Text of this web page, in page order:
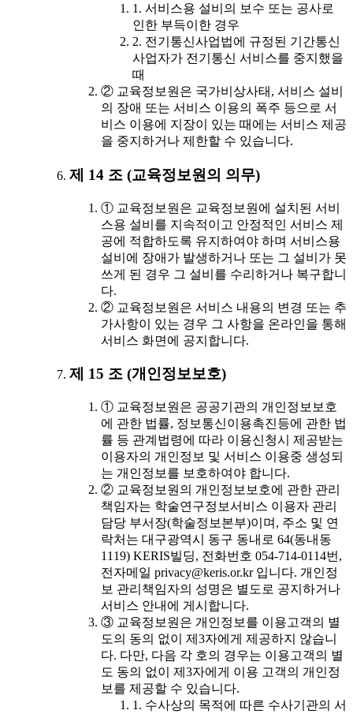
1. 서비스용 설비의 보수 또는 공사로
인한 부득이한 경우
2. 전기통신사업법에 규정된 기간통신
사업자가 전기통신 서비스를 중지했을
때
② 교육정보원은 국가비상사태, 서비스 설비
의 장애 또는 서비스 이용의 폭주 등으로 서
비스 이용에 지장이 있는 때에는 서비스 제공
을 중지하거나 제한할 수 있습니다.
제 14 조 (교육정보원의 의무)
① 교육정보원은 교육정보원에 설치된 서비
스용 설비를 지속적이고 안정적인 서비스 제
공에 적합하도록 유지하여야 하며 서비스용
설비에 장애가 발생하거나 또는 그 설비가 못
쓰게 된 경우 그 설비를 수리하거나 복구합니
다.
② 교육정보원은 서비스 내용의 변경 또는 추
가사항이 있는 경우 그 사항을 온라인을 통해
서비스 화면에 공지합니다.
제 15 조 (개인정보보호)
① 교육정보원은 공공기관의 개인정보보호
에 관한 법률, 정보통신이용촉진등에 관한 법
률 등 관계법령에 따라 이용신청시 제공받는
이용자의 개인정보 및 서비스 이용중 생성되
는 개인정보를 보호하여야 합니다.
② 교육정보원의 개인정보보호에 관한 관리
책임자는 학술연구정보서비스 이용자 관리
담당 부서장(학술정보본부)이며, 주소 및 연
락처는 대구광역시 동구 동내로 64(동내동
1119) KERIS빌딩, 전화번호 054-714-0114번,
전자메일 privacy@keris.or.kr 입니다. 개인정
보 관리책임자의 성명은 별도로 공지하거나
서비스 안내에 게시합니다.
③ 교육정보원은 개인정보를 이용고객의 별
도의 동의 없이 제3자에게 제공하지 않습니
다. 다만, 다음 각 호의 경우는 이용고객의 별
도 동의 없이 제3자에게 이용 고객의 개인정
보를 제공할 수 있습니다.
1. 수사상의 목적에 따른 수사기관의 서